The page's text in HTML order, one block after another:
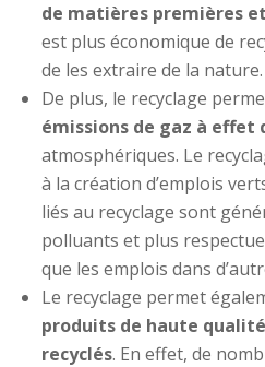
de matières premières
est plus économique de
de les extraire de la nature.
De plus, le recyclage
émissions de gaz à effet
atmosphériques. Le
à la création d’emplois
liés au recyclage sont
polluants et plus
que les emplois dans
Le recyclage permet
produits de haute
recyclés. En effet, de